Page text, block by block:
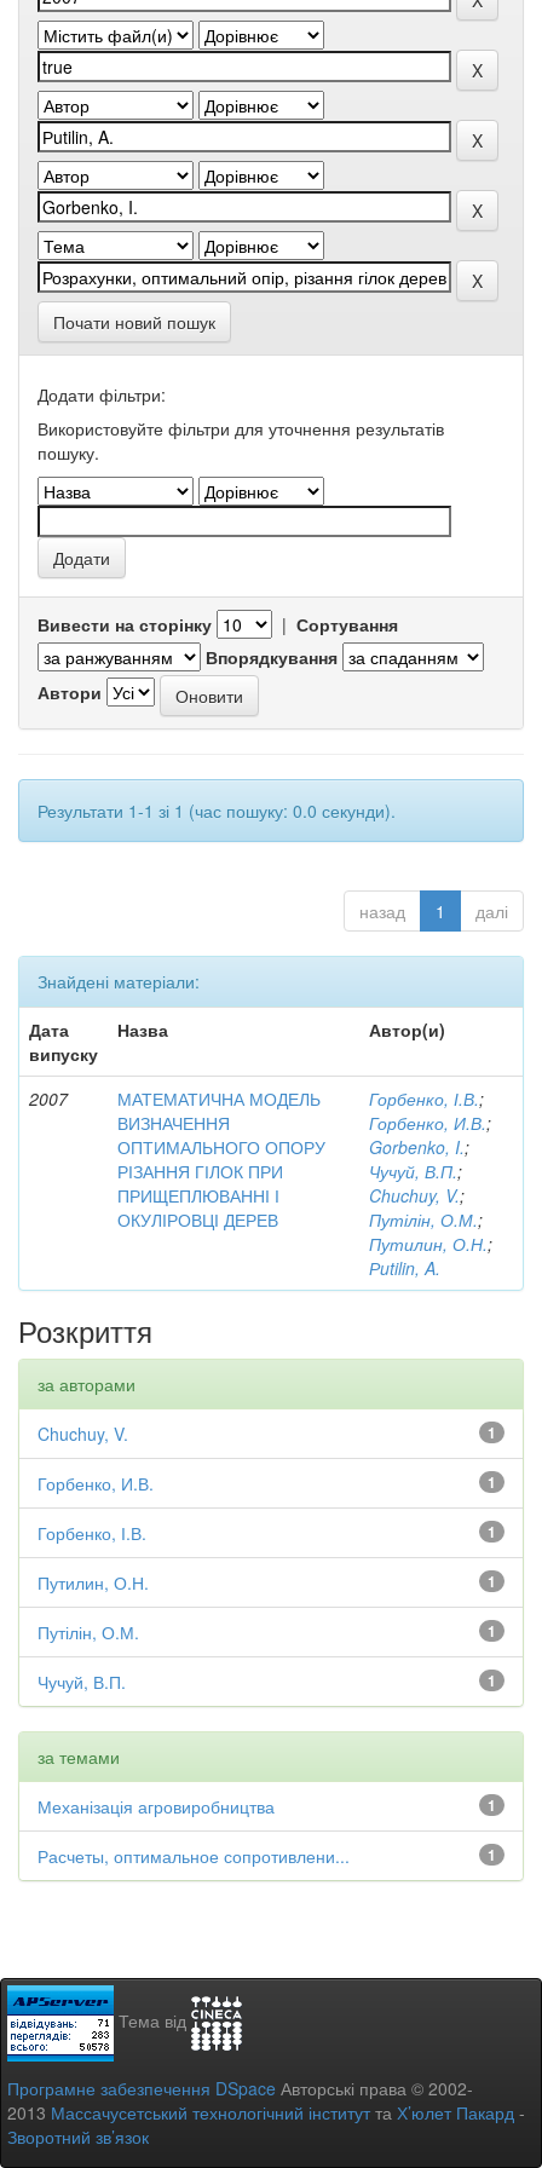
Почати новий пошук
Додати фільтри:
Використовуйте фільтри для уточнення результатів
пошуку.
Вивести на сторінку | Сортування
Впорядкування
Автори
Результати 1-1 зі 1 (час пошуку: 0.0 секунди).
назад 1 далі
Знайдені матеріали:
Дата
випуску
Назва Автор(и)
2007
МАТЕМАТИЧНА МОДЕЛЬ
ВИЗНАЧЕННЯ
ОПТИМАЛЬНОГО ОПОРУ
РІЗАННЯ ГІЛОК ПРИ
ПРИЩЕПЛЮВАННІ І
ОКУЛІРОВЦІ ДЕРЕВ
Горбенко, І.В.;
Горбенко, И.В.;
Gorbenko, I.;
Чучуй, В.П.;
Chuchuy, V.;
Путілін, О.М.;
Путилин, О.Н.;
Рutilin, A.
Розкриття
за авторами
1
Chuchuy, V.
1
Горбенко, И.В.
1
Горбенко, І.В.
1
Путилин, О.Н.
1
Путілін, О.М.
1
Чучуй, В.П.
за темами
1
Механізація агровиробництва
1
Расчеты, оптимальное сопротивлени...
Тема від
Програмне забезпечення DSpace Авторські права © 2002-
2013 Массачусетський технологічний інститутта Х’юлет Пакард -
Зворотний зв’язок